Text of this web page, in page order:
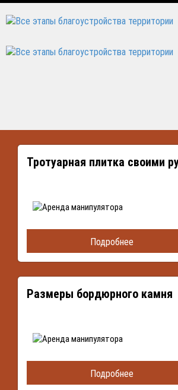
Тротуарная плитка своими
Подробнее
Размеры бордюрного камня
Подробнее